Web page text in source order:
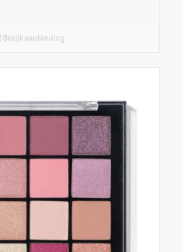
Bekijk aanbieding